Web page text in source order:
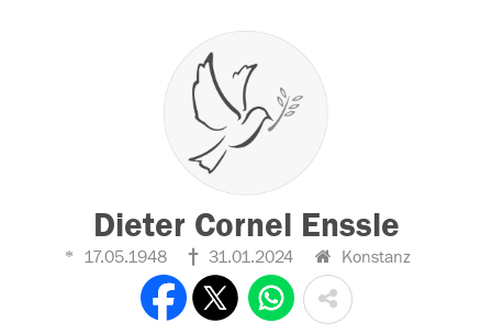
Dieter Cornel Enssle
17.05.1948 31.01.2024 Konstanz